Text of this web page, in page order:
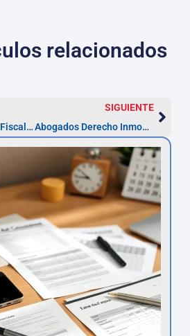
relacionados
Abogados Derecho Fiscal en Badalona | Asesor.Legal
SIGUIENTE
Abogados Derecho Inmobiliario en Badalona